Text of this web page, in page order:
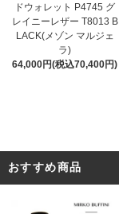
ドウォレット P4745 グ
レイニーレザー T8013 B
LACK(メゾン マルジェ
ラ)
64,000円(税込70,400円)
おすすめ商品